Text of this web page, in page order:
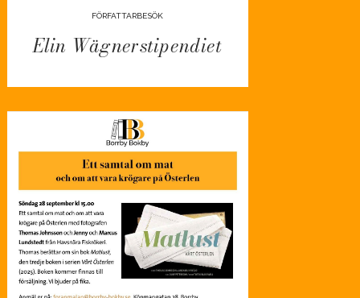
FÖRFATTARBESÖK
Elin Wägnerstipendiet